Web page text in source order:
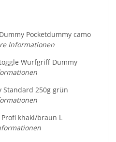
Pocketdummy camo
Informationen
Wurfgriff Dummy
Standard 250g grün
khaki/braun L